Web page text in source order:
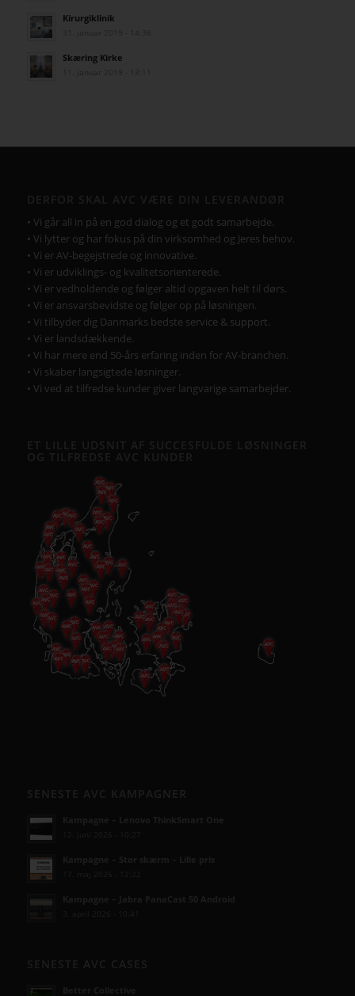
Kirurgiklinik
Skæring Kirke
• Vi går all in på en god dialog og et godt samarbejde.
• Vi lytter og har fokus på din virksomhed og Jeres behov.
• Vi er AV-begejstrede og innovative.
• Vi er udviklings- og kvalitetsorienterede.
• Vi er vedholdende og følger altid opgaven helt til dørs.
• Vi er ansvarsbevidste og følger op på løsningen.
• Vi tilbyder dig Danmarks bedste service & support.
• Vi er landsdækkende.
• Vi har mere end 50-års erfaring inden for AV-branchen.
• Vi skaber langsigtede løsninger.
• Vi ved at tilfredse kunder giver langvarige samarbejder.